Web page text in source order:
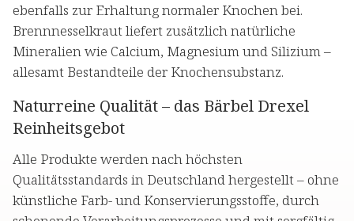
ebenfalls zur Erhaltung normaler Knochen bei.
Brennnesselkraut liefert zusätzlich natürliche
Mineralien wie Calcium, Magnesium und Silizium –
allesamt Bestandteile der Knochensubstanz.
Naturreine Qualität – das Bärbel Drexel
Reinheitsgebot
Alle Produkte werden nach höchsten
Qualitätsstandards in Deutschland hergestellt – ohne
künstliche Farb- und Konservierungsstoffe, durch